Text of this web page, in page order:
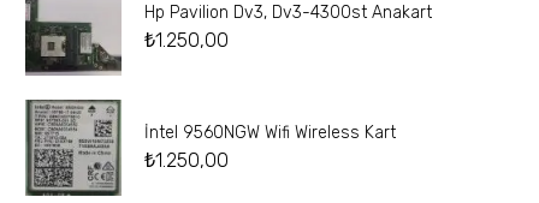
Hp Pavilion Dv3, Dv3-4300st Anakart
₺1.250,00
İntel 9560NGW Wifi Wireless Kart
₺1.250,00